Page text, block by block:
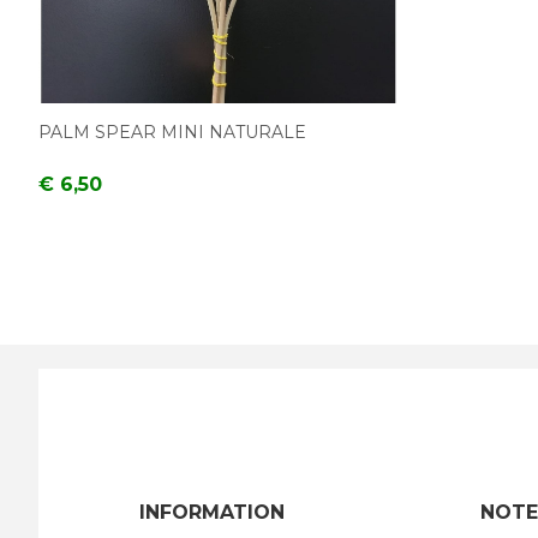
PALM SPEAR MINI NATURALE
€ 6,50
INFORMATION NOTE